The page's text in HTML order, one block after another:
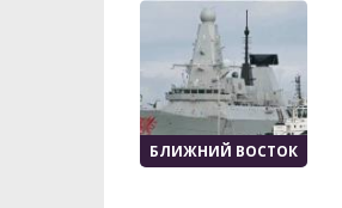
БЛИЖНИЙ ВОСТОК